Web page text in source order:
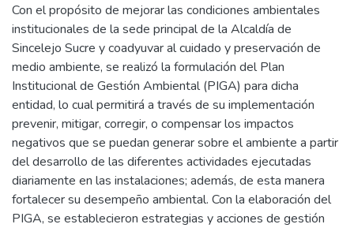
Con el propósito de mejorar las condiciones ambientales
institucionales de la sede principal de la Alcaldía de
Sincelejo Sucre y coadyuvar al cuidado y preservación de
medio ambiente, se realizó la formulación del Plan
Institucional de Gestión Ambiental (PIGA) para dicha
entidad, lo cual permitirá a través de su implementación
prevenir, mitigar, corregir, o compensar los impactos
negativos que se puedan generar sobre el ambiente a partir
del desarrollo de las diferentes actividades ejecutadas
diariamente en las instalaciones; además, de esta manera
fortalecer su desempeño ambiental. Con la elaboración del
PIGA, se establecieron estrategias y acciones de gestión